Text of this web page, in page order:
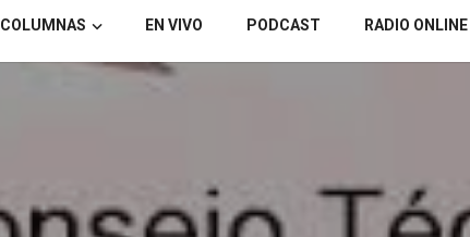
COLUMNAS EN VIVO PODCAST RADIO ONLINE